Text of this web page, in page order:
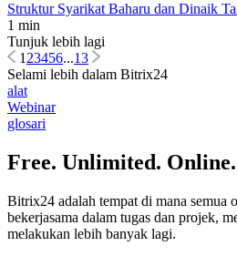
Struktur Syarikat Baharu dan Dinaik
1 min
Tunjuk lebih lagi
123456...13
Selami lebih dalam Bitrix24
alat
Webinar
glosari
Free. Unlimited. Online.
Bitrix24 adalah tempat di mana semua
bekerjasama dalam tugas dan projek,
melakukan lebih banyak lagi.